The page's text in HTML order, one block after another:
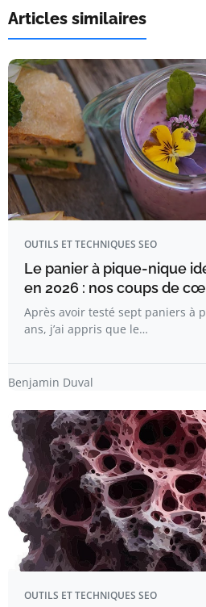
Articles similaires
OUTILS ET TECHNIQUES SEO
Le panier à pique-nique
en 2026 : nos coups de
Après avoir testé sept paniers à
ans, j’ai appris que le…
Benjamin Duval
OUTILS ET TECHNIQUES SEO